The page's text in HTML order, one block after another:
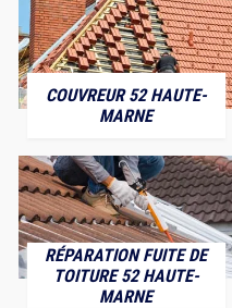
COUVREUR 52 HAUTE-
MARNE
RÉPARATION FUITE DE
TOITURE 52 HAUTE-
MARNE